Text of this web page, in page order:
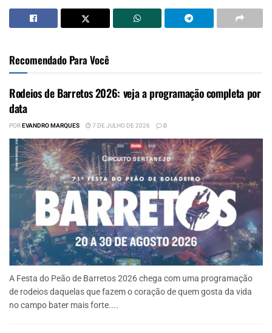
Recomendado Para Você
Rodeios de Barretos 2026: veja a programação completa por
data
POREVANDRO MARQUES 7 DE JULHO DE 2026 0
A Festa do Peão de Barretos 2026 chega com uma programação
de rodeios daquelas que fazem o coração de quem gosta da vida
no campo bater mais forte....